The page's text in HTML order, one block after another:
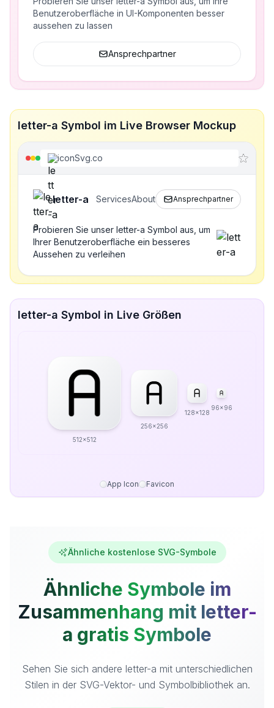
Benutzeroberfläche in UI-Komponenten besser
aussehen zu lassen
Ansprechpartner
letter-a Symbol im Live Browser Mockup
iconSvg.co
letter-a ServicesAbout Ansprechpartner
Probieren Sie unser letter-a Symbol aus, um
Ihrer Benutzeroberfläche ein besseres
Aussehen zu verleihen
letter-a Symbol in Live Größen
512x512
256x256
128x128
96x96
App Icon Favicon
Ähnliche kostenlose SVG-Symbole
Ähnliche Symbole im
Zusammenhang mit letter-
a gratis Symbole
Sehen Sie sich andere letter-a mit unterschiedlichen
Stilen in der SVG-Vektor- und Symbolbibliothek an.